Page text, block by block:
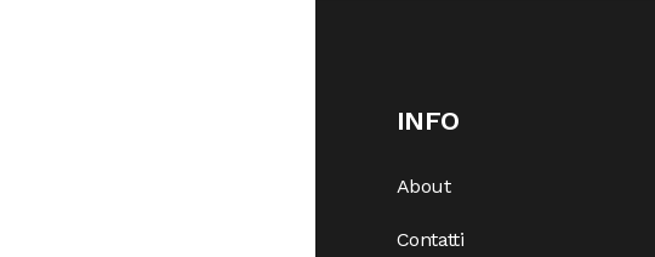
INFO
About
Contatti